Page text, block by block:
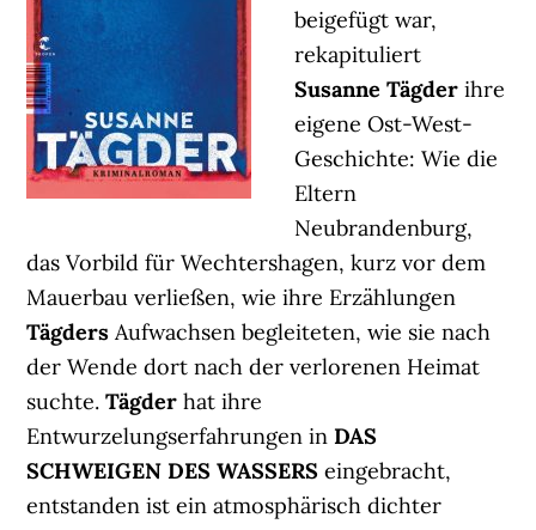
beigefügt war,
rekapituliert
Susanne Tägder ihre
eigene Ost-West-
Geschichte: Wie die
Eltern
Neubrandenburg,
das Vorbild für Wechtershagen, kurz vor dem
Mauerbau verließen, wie ihre Erzählungen
Tägders Aufwachsen begleiteten, wie sie nach
der Wende dort nach der verlorenen Heimat
suchte.Tägder hat ihre
Entwurzelungserfahrungen inDAS
SCHWEIGEN DES WASSERSeingebracht,
entstanden ist ein atmosphärisch dichter